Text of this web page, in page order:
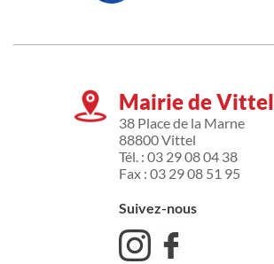
Mairie de Vittel
38 Place de la Marne
88800 Vittel
Tél. : 03 29 08 04 38
Fax : 03 29 08 51 95
Suivez-nous